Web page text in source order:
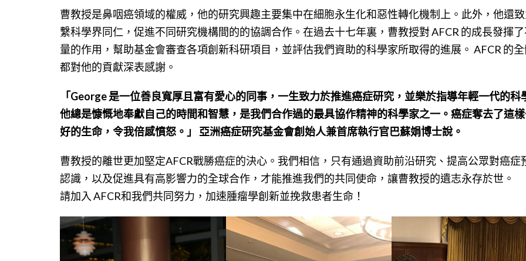
曹教授是鼻咽癌領域的權威，他的研究興趣主要集中在細胞永生化和惡性轉化機制上。此外，他還
繫科學界同仁，促進不同研究機構間的的協調合作。在過去十七年裏，曹教授對 AFCR 的成長發揮
量的作用，幫助基金會審查各項創新科研項目，並評估我們資助的科學家所取得的進展。 AFCR 的
都對他的貢獻深表感謝。
「George 是一位善良寬厚且富有愛心的同事，一生致力於推進癌症研究，並樂於指導年輕一代的科
他總是慷慨地奉獻自己的時間和智慧，是我們合作過的最具協作精神的科學家之一。癌症奪去了這
好的生命，令我倍感憤怒。」 亞洲癌症研究基金會創始人兼首席執行官巴蘇娟博士說。
曹教授的離世更加堅定AFCR戰勝癌症的決心。我們相信，只有通過資助前沿研究、提高公眾對癌症
認識，以及促進具有高影響力的全球合作，才能推進我們的共同使命，讓曹教授的遺志永存於世。
請加入 AFCR和我們共同努力，加速腫瘤學創新並挽救患者生命！